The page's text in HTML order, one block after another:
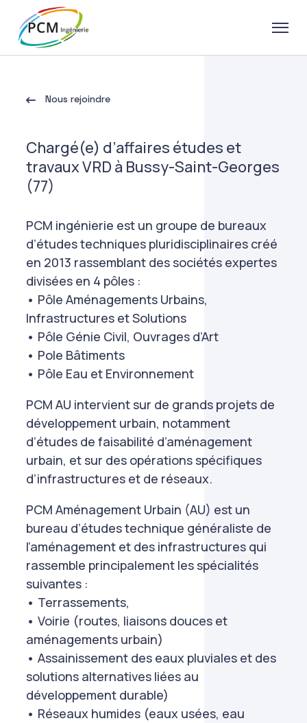
Nous rejoindre
Chargé(e) d’affaires études et
travaux VRD à Bussy-Saint-Georges
(77)
PCM ingénierie est un groupe de bureaux
d’études techniques pluridisciplinaires créé
en 2013 rassemblant des sociétés expertes
divisées en 4 pôles :
• Pôle Aménagements Urbains,
Infrastructures et Solutions
• Pôle Génie Civil, Ouvrages d’Art
• Pole Bâtiments
• Pôle Eau et Environnement
PCM AU intervient sur de grands projets de
développement urbain, notamment
d’études de faisabilité d’aménagement
urbain, et sur des opérations spécifiques
d’infrastructures et de réseaux.
PCM Aménagement Urbain (AU) est un
bureau d’études technique généraliste de
l’aménagement et des infrastructures qui
rassemble principalement les spécialités
suivantes :
• Terrassements,
• Voirie (routes, liaisons douces et
aménagements urbain)
• Assainissement des eaux pluviales et des
solutions alternatives liées au
développement durable)
• Réseaux humides (eaux usées, eau